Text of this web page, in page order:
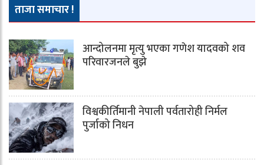
ताजा समाचार !
आन्दोलनमा मृत्यु भएका गणेश यादवको शव
परिवारजनले बुझे
विश्वकीर्तिमानी नेपाली पर्वतारोही निर्मल
पुर्जाको निधन